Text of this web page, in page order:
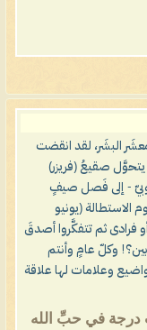
البشَر، لقد انقضت
صقيعُ (فريزر)
- إلى فَصل صيفٍ
يوم الاستطالة (يونيو
أو فرادى ثم تتفكَّروا أصدقَ
وكلّ عامٍ وأنتم
وعلامات لها علاقة
درجة في حبِّ الله